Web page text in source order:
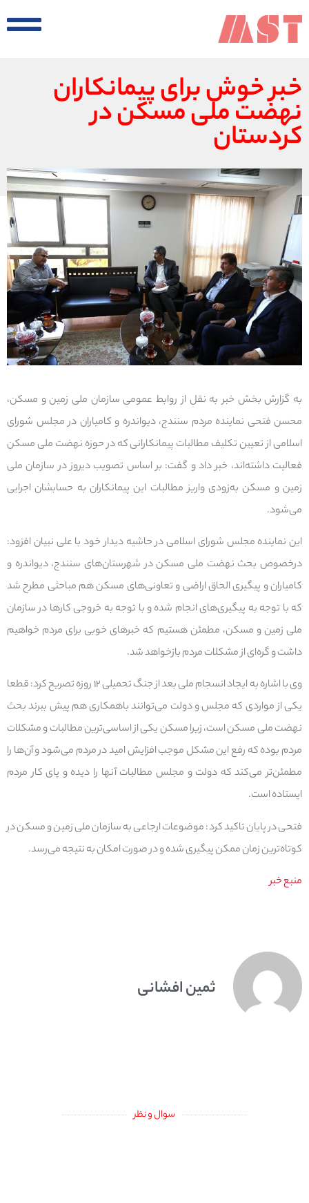
خبر خوش برای پیمانکاران
نهضت ملی مسکن در
کردستان
به گزارش بخش خبر به نقل از روابط عمومی سازمان ملی زمین و مسکن،
محسن فتحی نماینده مردم سنندج، دیواندره و کامیاران در مجلس شورای
اسلامی از تعیین تکلیف مطالبات پیمانکارانی که در حوزه نهضت ملی مسکن
فعالیت داشته‌اند، خبر داد و گفت: بر اساس تصویب دیروز در سازمان ملی
زمین و مسکن به‌زودی واریز مطالبات این پیمانکاران به حسابشان اجرایی
می‌شود.
این نماینده مجلس شورای اسلامی در حاشیه دیدار خود با علی نبیان افزود:
درخصوص بحث نهضت ملی مسکن در شهرستان‌های سنندج، دیواندره و
کامیاران و پیگیری الحاق اراضی و تعاونی‌های مسکن هم مباحثی مطرح شد
که با توجه به پیگیری‌های انجام شده و با توجه به خروجی کارها در سازمان
ملی زمین و مسکن، مطمئن هستیم که خبرهای خوبی برای مردم خواهیم
داشت و گره‌ای از مشکلات مردم بازخواهد شد.
وی با اشاره به ایجاد انسجام ملی بعد از جنگ تحمیلی ۱۲ روزه تصریح کرد: قطعا
یکی از مواردی که مجلس و دولت می‌توانند باهمکاری هم پیش ببرند بحث
نهضت ملی مسکن است، زیرا مسکن یکی از اساسی‌ترین مطالبات و مشکلات
مردم بوده که رفع این مشکل موجب افزایش امید در مردم ‌می‌شود و آن‌ها را
مطمئن‌تر می‌کند که دولت و مجلس مطالبات آنها را دیده و پای کار مردم
ایستاده است.
فتحی در پایان تاکید کرد: موضوعات ارجاعی به سازمان ملی زمین و مسکن در
کوتاه‌ترین زمان ممکن پیگیری شده و در صورت امکان به نتیجه می‌رسد.
منبع خبر
ثمین افشانی
سوال و نظر